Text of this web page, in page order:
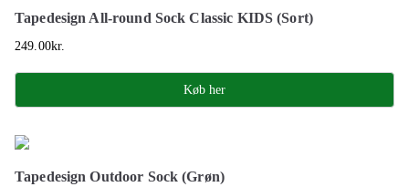
Tapedesign All-round Sock Classic KIDS (Sort)
249.00kr.
Køb her
Tapedesign Outdoor Sock (Grøn)